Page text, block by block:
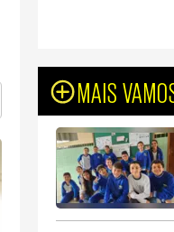
MAIS